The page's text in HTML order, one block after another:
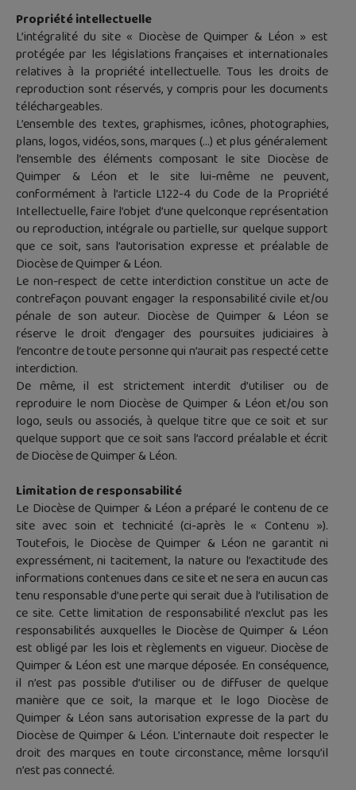
Propriété intellectuelle
L’intégralité du site « Diocèse de Quimper & Léon » est
protégée par les législations françaises et internationales
relatives à la propriété intellectuelle. Tous les droits de
reproduction sont réservés, y compris pour les documents
téléchargeables.
L’ensemble des textes, graphismes, icônes, photographies,
plans, logos, vidéos, sons, marques (…) et plus généralement
l’ensemble des éléments composant le site Diocèse de
Quimper & Léon et le site lui-même ne peuvent,
conformément à l’article L122-4 du Code de la Propriété
Intellectuelle, faire l’objet d’une quelconque représentation
ou reproduction, intégrale ou partielle, sur quelque support
que ce soit, sans l’autorisation expresse et préalable de
Diocèse de Quimper & Léon.
Le non-respect de cette interdiction constitue un acte de
contrefaçon pouvant engager la responsabilité civile et/ou
pénale de son auteur. Diocèse de Quimper & Léon se
réserve le droit d’engager des poursuites judiciaires à
l’encontre de toute personne qui n’aurait pas respecté cette
interdiction.
De même, il est strictement interdit d’utiliser ou de
reproduire le nom Diocèse de Quimper & Léon et/ou son
logo, seuls ou associés, à quelque titre que ce soit et sur
quelque support que ce soit sans l’accord préalable et écrit
de Diocèse de Quimper & Léon.
Limitation de responsabilité
Le Diocèse de Quimper & Léon a préparé le contenu de ce
site avec soin et technicité (ci-après le « Contenu »).
Toutefois, le Diocèse de Quimper & Léon ne garantit ni
expressément, ni tacitement, la nature ou l’exactitude des
informations contenues dans ce site et ne sera en aucun cas
tenu responsable d’une perte qui serait due à l’utilisation de
ce site. Cette limitation de responsabilité n’exclut pas les
responsabilités auxquelles le Diocèse de Quimper & Léon
est obligé par les lois et règlements en vigueur. Diocèse de
Quimper & Léon est une marque déposée. En conséquence,
il n’est pas possible d’utiliser ou de diffuser de quelque
manière que ce soit, la marque et le logo Diocèse de
Quimper & Léon sans autorisation expresse de la part du
Diocèse de Quimper & Léon. L’internaute doit respecter le
droit des marques en toute circonstance, même lorsqu’il
n’est pas connecté.